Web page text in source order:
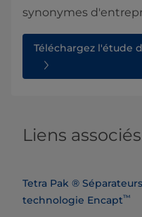
synonymes
Téléchargez l'étude
Liens associés
​​​​​​​​​​​​​​​​​​​​​Tetra Pak ®
technologie Encapt™